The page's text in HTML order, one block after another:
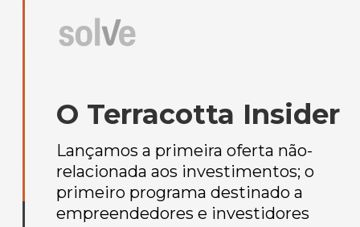
O Terracotta Insider
Lançamos a primeira oferta não-
relacionada aos investimentos; o
primeiro programa destinado a
empreendedores e investidores